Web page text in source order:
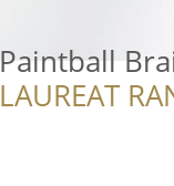
Paintball
LAUREAT